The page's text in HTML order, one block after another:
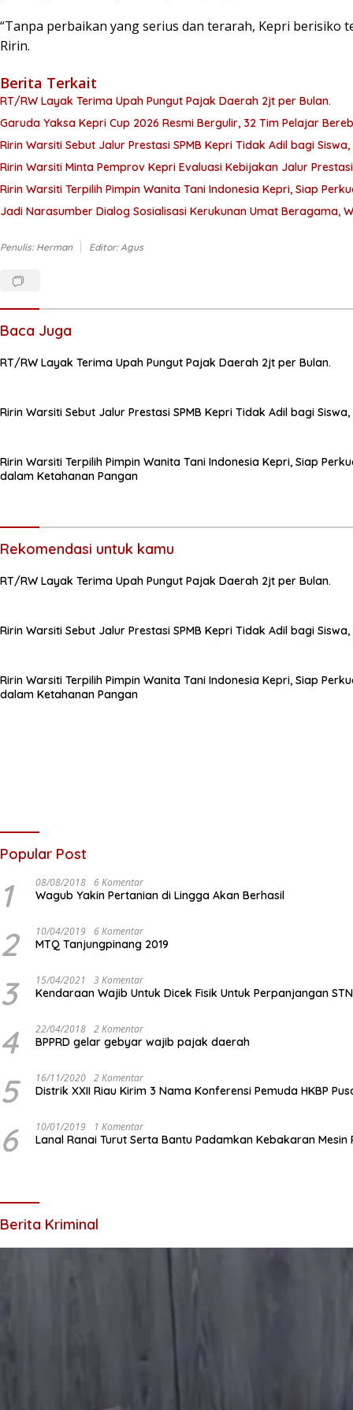
“Tanpa perbaikan yang serius dan terarah, Kepri berisiko
Ririn.
Berita Terkait
RT/RW Layak Terima Upah Pungut Pajak Daerah 2jt per Bulan.
Garuda Yaksa Kepri Cup 2026 Resmi Bergulir, 32 Tim Pelajar
Ririn Warsiti Sebut Jalur Prestasi SPMB Kepri Tidak Adil bagi
Ririn Warsiti Minta Pemprov Kepri Evaluasi Kebijakan Jalur Prestasi
Ririn Warsiti Terpilih Pimpin Wanita Tani Indonesia Kepri, Siap
Jadi Narasumber Dialog Sosialisasi Kerukunan Umat Beragama,
Penulis: Herman Editor: Agus
Baca Juga
RT/RW Layak Terima Upah Pungut Pajak Daerah 2jt per Bulan.
Ririn Warsiti Sebut Jalur Prestasi SPMB Kepri Tidak Adil bagi
Ririn Warsiti Terpilih Pimpin Wanita Tani Indonesia Kepri, Siap
dalam Ketahanan Pangan
Rekomendasi untuk kamu
RT/RW Layak Terima Upah Pungut Pajak Daerah 2jt per Bulan.
Ririn Warsiti Sebut Jalur Prestasi SPMB Kepri Tidak Adil bagi
Ririn Warsiti Terpilih Pimpin Wanita Tani Indonesia Kepri, Siap
dalam Ketahanan Pangan
Popular Post
1 08/08/2018 6 Komentar
Wagub Yakin Pertanian di Lingga Akan Berhasil
2 10/04/2019 6 Komentar
MTQ Tanjungpinang 2019
3 15/04/2021 3 Komentar
Kendaraan Wajib Untuk Dicek Fisik Untuk Perpanjangan
4 22/04/2018 2 Komentar
BPPRD gelar gebyar wajib pajak daerah
5 16/11/2020 2 Komentar
Distrik XXII Riau Kirim 3 Nama Konferensi Pemuda HKBP
6 10/01/2019 1 Komentar
Lanal Ranai Turut Serta Bantu Padamkan Kebakaran Mesin
Berita Kriminal